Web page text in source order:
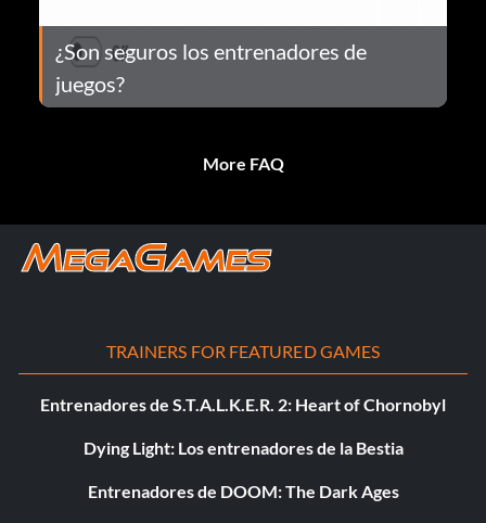
¿Son seguros los entrenadores de
juegos?
More FAQ
TRAINERS FOR FEATURED GAMES
Entrenadores de S.T.A.L.K.E.R. 2: Heart of Chornobyl
Dying Light: Los entrenadores de la Bestia
Entrenadores de DOOM: The Dark Ages